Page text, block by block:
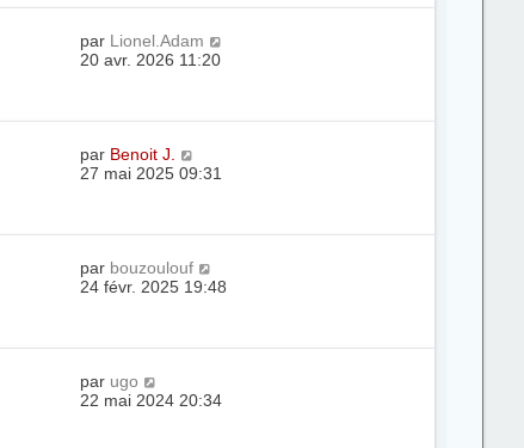
par Lionel.Adam
20 avr. 2026 11:20
par Benoit J.
27 mai 2025 09:31
par bouzoulouf
24 févr. 2025 19:48
par ugo
22 mai 2024 20:34